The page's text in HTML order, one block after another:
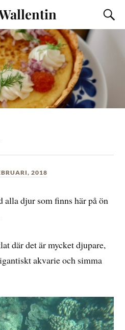
2018
alla djur som finns här på ön
där det är mycket djupare,
akvarie och simma